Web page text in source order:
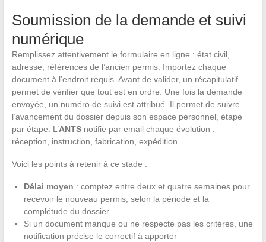
Soumission de la demande et suivi
numérique
Remplissez attentivement le formulaire en ligne : état civil,
adresse, références de l’ancien permis. Importez chaque
document à l’endroit requis. Avant de valider, un récapitulatif
permet de vérifier que tout est en ordre. Une fois la demande
envoyée, un numéro de suivi est attribué. Il permet de suivre
l’avancement du dossier depuis son espace personnel, étape
par étape. L’ANTSnotifie par email chaque évolution :
réception, instruction, fabrication, expédition.
Voici les points à retenir à ce stade :
Délai moyen : comptez entre deux et quatre semaines pour
recevoir le nouveau permis, selon la période et la
complétude du dossier
Si un document manque ou ne respecte pas les critères, une
notification précise le correctif à apporter